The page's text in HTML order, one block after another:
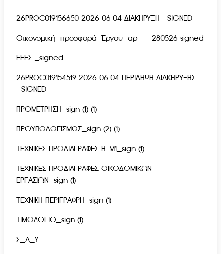
26PROC019156650 2026 06 04 ΔΙΑΚΗΡΥΞΗ _SIGNED
Οικονομική_προσφορά_Έργου_αρ___280526 signed
ΕΕΕΣ _signed
26PROC019154519 2026 06 04 ΠΕΡΙΛΗΨΗ ΔΙΑΚΗΡΥΞΗΣ
_SIGNED
ΠΡΟΜΕΤΡΗΣΗ_sign (1) (1)
ΠΡΟΥΠΟΛΟΓΙΣΜΟΣ_sign (2) (1)
ΤΕΧΝΙΚΕΣ ΠΡΟΔΙΑΓΡΑΦΕΣ Η-Μ1_sign (1)
ΤΕΧΝΙΚΕΣ ΠΡΟΔΙΑΓΡΑΦΕΣ ΟΙΚΟΔΟΜΙΚΩΝ
ΕΡΓΑΣΙΩΝ_sign (1)
ΤΕΧΝΙΚΗ ΠΕΡΙΓΡΑΦΡΗ_sign (1)
ΤΙΜΟΛΟΓΙΟ_sign (1)
Σ_Α_Υ